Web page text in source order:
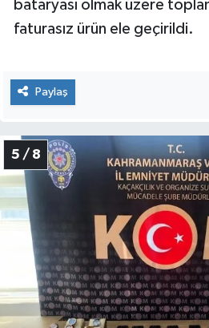
bataryası olmak üzere
faturasız ürün ele geçirildi.
Paylaş
5 / 8